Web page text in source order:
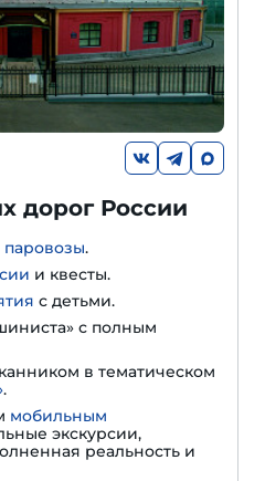
дорог России
.
и квесты.
с детьми.
с полным
в тематическом
.
мобильным
экскурсии,
реальность и